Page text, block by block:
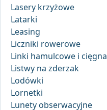
Lasery krzyżowe
Latarki
Leasing
Liczniki rowerowe
Linki hamulcowe i cięgna
Listwy na zderzak
Lodówki
Lornetki
Lunety obserwacyjne